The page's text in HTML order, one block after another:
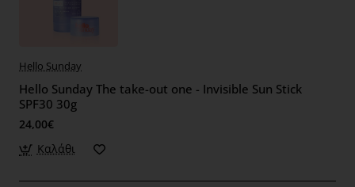
Hello Sunday
Hello Sunday The take-out one - Invisible Sun Stick
SPF30 30g
24,00€
Καλάθι